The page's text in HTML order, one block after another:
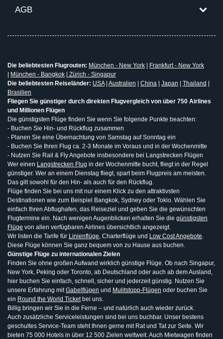
AGB
Die beliebtesten Flugrouten: München - New York
Frankfurt - New York
München - Bangkok
Zürich - Singapur
Die beliebtesten Reiseländer: USA| Australien China Japan Thailand
Brasilien
Fliegen Sie günstiger durch direkten Flugvergleich von über 750 Airlines
und Millionen Flügen
Die günstigsten Flüge finden Sie wenn Sie folgende Punkte beachten:
- Buchen Sie Hin- und Rückflug zusammen
- Planen Sie eine Übernachtung von Samstag auf Sonntag ein
- Buchen Sie Ihren Flug ca. 2-3 Monate im Voraus und in der Wochenmitte
- Nutzen Sie Rail & Fly Angebote insbesondere bei Langstrecken Flügen
Wer einen Langstrecken Flug in der Wochenmitte bucht, fliegt in der Regel
günstiger. Wer an einem Dienstag fliegt, spart beim Flugpreis am meisten.
Das gilt sowohl für den Hin- als auch für den Rückflug.
Flüge finden Sie bei uns mit nur einem Klick zu den attraktivsten
Destinationen wie zum Beispiel Bangkok, Sydney oder Tokio. Wählen Sie
einfach Ihren Abflughafen, das Reiseziel und geben Sie die gewünschten
Flugtermine ein. Nach wenigen Augenblicken erhalten Sie die günstigsten
Flüge von allen verfügbaren Airlines übersichtlich angezeigt.
Wir listen die Tarife für Linienflüge, Charterflüge und Low Cost Angebote.
Diese Flüge können Sie ganz bequem von zu Hause aus buchen.
Günstige Flüge zu internationalen Zielen
Finden Sie ohne großen Aufwand wirklich günstige Flüge. Ob nach Singapur,
New York, Peking oder Toronto, ab Deutschland oder auch ab dem Ausland,
hier buchen Sie einfach, schnell, sicher und jederzeit günstig. Nutzen Sie
unsere Erfahrung mitGabelflügen und Mulitstopp-Flügen oder buchen Sie
ein Round the World Ticketbei uns.
Billig bringen wir Sie in die Ferne – und natürlich auch wieder zurück.
Auch zusätzliche Serviceleistungen sind bei uns buchbar. Unser bestens
geschultes Service-Team steht Ihnen gerne mit Rat und Tat zur Seite. Wir
bieten 75 000 Hotels in über 12 500 Zielen weltweit. Auch Mietwagen finden